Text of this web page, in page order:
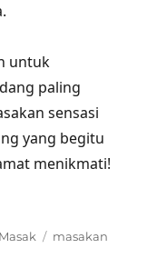
untuk
paling
sensasi
yang begitu
menikmati!
Tags
masakan